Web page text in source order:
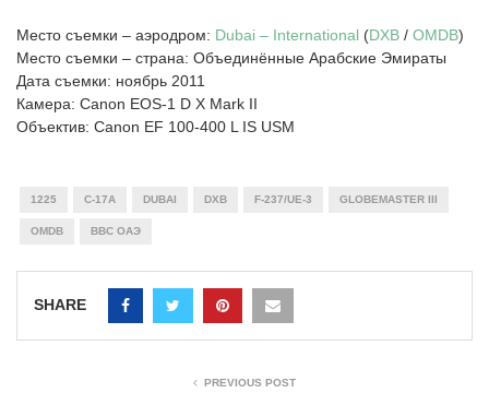
Место съемки – аэродром: Dubai – International (DXB / OMDB)
Место съемки – страна: Объединённые Арабские Эмираты
Дата съемки: ноябрь 2011
Камера: Canon EOS-1 D X Mark II
Объектив: Canon EF 100-400 L IS USM
1225 C-17A DUBAI DXB F-237/UE-3 GLOBEMASTER III
OMDB ВВС ОАЭ
SHARE
PREVIOUS POST